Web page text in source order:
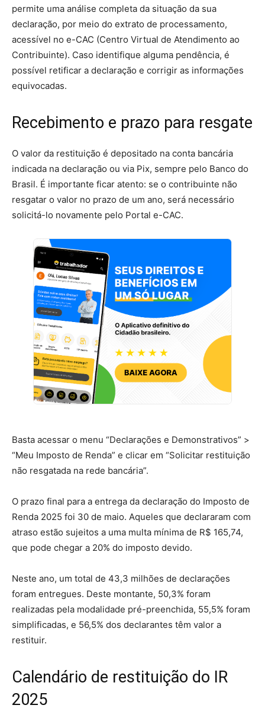
permite uma análise completa da situação da sua
declaração, por meio do extrato de processamento,
acessível no e-CAC (Centro Virtual de Atendimento ao
Contribuinte). Caso identifique alguma pendência, é
possível retificar a declaração e corrigir as informações
equivocadas.
Recebimento e prazo para resgate
O valor da restituição é depositado na conta bancária
indicada na declaração ou via Pix, sempre pelo Banco do
Brasil. É importante ficar atento: se o contribuinte não
resgatar o valor no prazo de um ano, será necessário
solicitá-lo novamente pelo Portal e-CAC.
Basta acessar o menu “Declarações e Demonstrativos” >
“Meu Imposto de Renda” e clicar em “Solicitar restituição
não resgatada na rede bancária”.
O prazo final para a entrega da declaração do Imposto de
Renda 2025 foi 30 de maio. Aqueles que declararam com
atraso estão sujeitos a uma multa mínima de R$ 165,74,
que pode chegar a 20% do imposto devido.
Neste ano, um total de 43,3 milhões de declarações
foram entregues. Deste montante, 50,3% foram
realizadas pela modalidade pré-preenchida, 55,5% foram
simplificadas, e 56,5% dos declarantes têm valor a
restituir.
Calendário de restituição do IR
2025